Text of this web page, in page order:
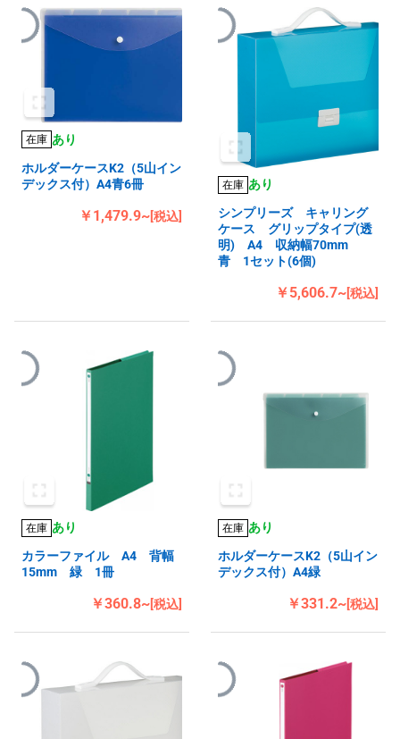
在庫 あり
ホルダーケースK2（5山イン
デックス付）A4青6冊
￥1,479.9~[税込]
在庫 あり
シンプリーズ キャリング
ケース グリップタイプ(透
明) A4 収納幅70mm
青 1セット(6個)
￥5,606.7~[税込]
在庫 あり
カラーファイル A4 背幅
15mm 緑 1冊
￥360.8~[税込]
在庫 あり
ホルダーケースK2（5山イン
デックス付）A4緑
￥331.2~[税込]